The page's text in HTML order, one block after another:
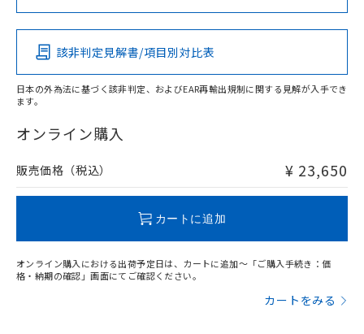
鉄材
l: 6mm以上、φd: 54mm以上、D: 6mm以上、m: 36mm以
アルミ材
l: 12mm以上、φd: 80mm以上、D: 12mm以上、m: 36mm
Pb Hg Cd Cr(VI)
O
在庫等で未対応品が混在する可能性があります。
問い合わせください。
この製品の規格認証/適合状況ページへ
その他の認証はこちらのページからご検索ください
該非判定見解書/項目別対比表
日本の外為法に基づく該非判定、およびEAR再輸出規制に関する見解が入手でき
ます。
オンライン購入
販売価格（税込） ¥ 23,650
カートに追加
オンライン購入における出荷予定日は、カートに追加～「ご購入手続き：価
格・納期の確認」画面にてご確認ください。
カートをみる